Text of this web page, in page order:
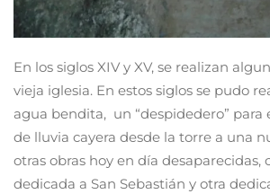
En los siglos XIV y XV, se realizan
vieja iglesia. En estos siglos se pudo
agua bendita, un “despidedero” para
de lluvia cayera desde la torre a una
otras obras hoy en día desaparecidas,
dedicada a San Sebastián y otra